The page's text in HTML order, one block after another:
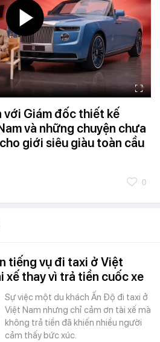
với Giám đốc thiết kế
và những chuyện chưa
giới siêu giàu toàn cầu
0
tiếng vụ đi taxi ở Việt
xế thay vì trả tiền cuốc xe
Sự việc một du khách Ấn Độ đi taxi ở
Việt Nam nhưng chỉ cảm ơn tài xế mà
không trả tiền đã khiến nhiều người
cảm thấy bức xúc.